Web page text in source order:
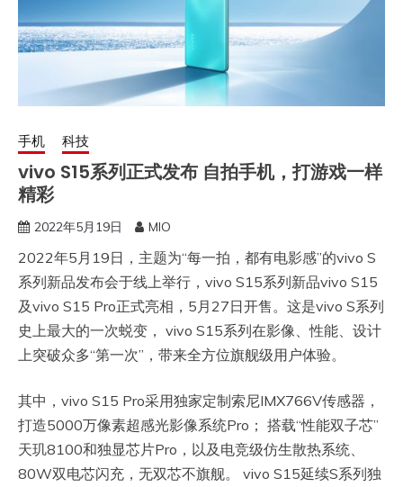
手机 科技
vivo S15系列正式发布 自拍手机，打游戏一样
精彩
2022年5月19日 MIO
2022年5月19日，主题为“每一拍，都有电影感”的vivo S
系列新品发布会于线上举行，vivo S15系列新品vivo S15
及vivo S15 Pro正式亮相，5月27日开售。这是vivo S系列
史上最大的一次蜕变， vivo S15系列在影像、性能、设计
上突破众多“第一次”，带来全方位旗舰级用户体验。
其中，vivo S15 Pro采用独家定制索尼IMX766V传感器，
打造5000万像素超感光影像系统Pro； 搭载“性能双子芯”
天玑8100和独显芯片Pro，以及电竞级仿生散热系统、
80W双电芯闪充，无双芯不旗舰。 vivo S15延续S系列独